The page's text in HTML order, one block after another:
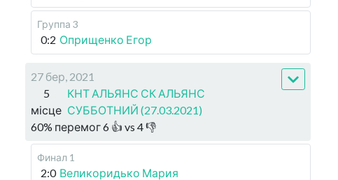
Группа 3
0:2 Оприщенко Егор
27 бер, 2021
5
місце
КНТ АЛЬЯНС СК АЛЬЯНС
СУББОТНИЙ (27.03.2021)
60% перемог6 👍 vs 4👎
Финал 1
2:0 Великоридько Мария